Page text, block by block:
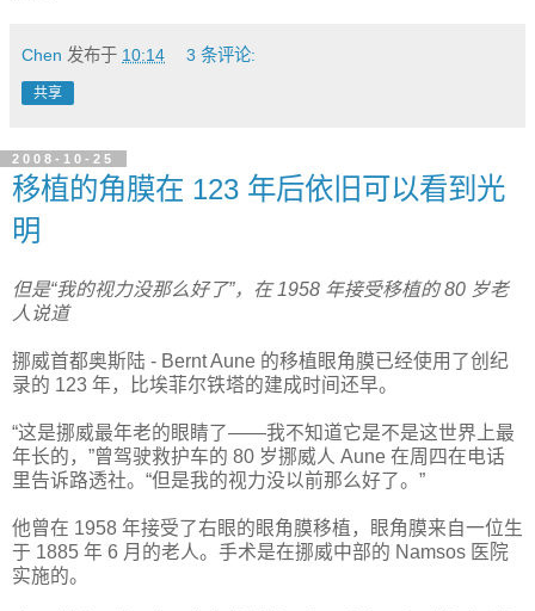
Chen 发布于 10:14 3 条评论:
共享
2008-10-25
移植的角膜在 123 年后依旧可以看到光
明
但是“我的视力没那么好了”，在 1958 年接受移植的 80 岁老
人说道
挪威首都奥斯陆 - Bernt Aune 的移植眼角膜已经使用了创纪
录的 123 年，比埃菲尔铁塔的建成时间还早。
“这是挪威最年老的眼睛了——我不知道它是不是这世界上最
年长的，”曾驾驶救护车的 80 岁挪威人 Aune 在周四在电话
里告诉路透社。“但是我的视力没以前那么好了。”
他曾在 1958 年接受了右眼的眼角膜移植，眼角膜来自一位生
于 1885 年 6 月的老人。手术是在挪威中部的 Namsos 医院
实施的。